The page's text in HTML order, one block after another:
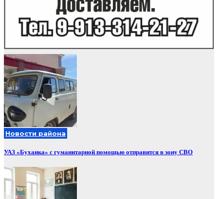
Новости района
УАЗ «Буханка» с гуманитарной помощью отправится в зону СВО